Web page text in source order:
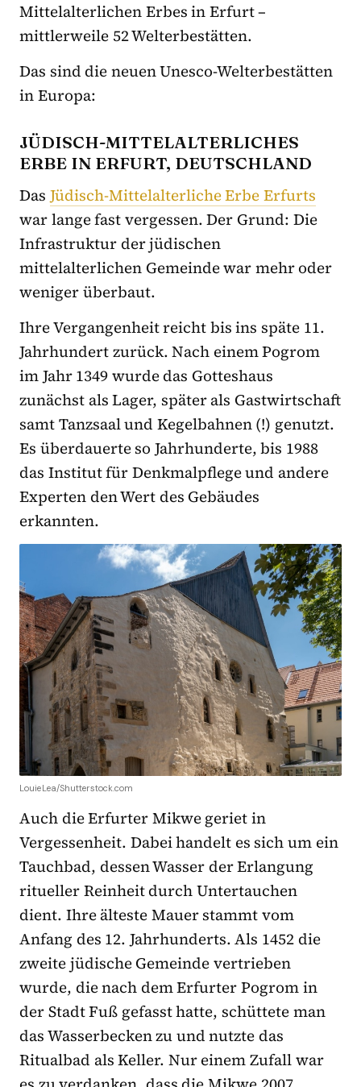
Mittelalterlichen Erbes in Erfurt –
mittlerweile 52 Welterbestätten.
Das sind die neuen Unesco-Welterbestätten
in Europa:
JÜDISCH-MITTELALTERLICHES
ERBE IN ERFURT, DEUTSCHLAND
Das Jüdisch-Mittelalterliche Erbe Erfurts
war lange fast vergessen. Der Grund: Die
Infrastruktur der jüdischen
mittelalterlichen Gemeinde war mehr oder
weniger überbaut.
Ihre Vergangenheit reicht bis ins späte 11.
Jahrhundert zurück. Nach einem Pogrom
im Jahr 1349 wurde das Gotteshaus
zunächst als Lager, später als Gastwirtschaft
samt Tanzsaal und Kegelbahnen (!) genutzt.
Es überdauerte so Jahrhunderte, bis 1988
das Institut für Denkmalpflege und andere
Experten den Wert des Gebäudes
erkannten.
LouieLea/Shutterstock.com
Auch die Erfurter Mikwe geriet in
Vergessenheit. Dabei handelt es sich um ein
Tauchbad, dessen Wasser der Erlangung
ritueller Reinheit durch Untertauchen
dient. Ihre älteste Mauer stammt vom
Anfang des 12. Jahrhunderts. Als 1452 die
zweite jüdische Gemeinde vertrieben
wurde, die nach dem Erfurter Pogrom in
der Stadt Fuß gefasst hatte, schüttete man
das Wasserbecken zu und nutzte das
Ritualbad als Keller. Nur einem Zufall war